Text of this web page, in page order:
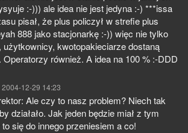
:-))) ale idea nie jest jedyna :-) ***issa
pisał, że plus policzył w strefie plus
888 jako stacjonarkę :-)) więc nie tylko
użytkownicy, kwotopakieciarze dostaną
Operatorzy również. A idea na 100 % :-DDD
pisze:
2004-12-29 14:23
Ale czy to nasz problem? Niech tak
działało. Jak jeden będzie miał z tym
się do innego przeniesiem a co!